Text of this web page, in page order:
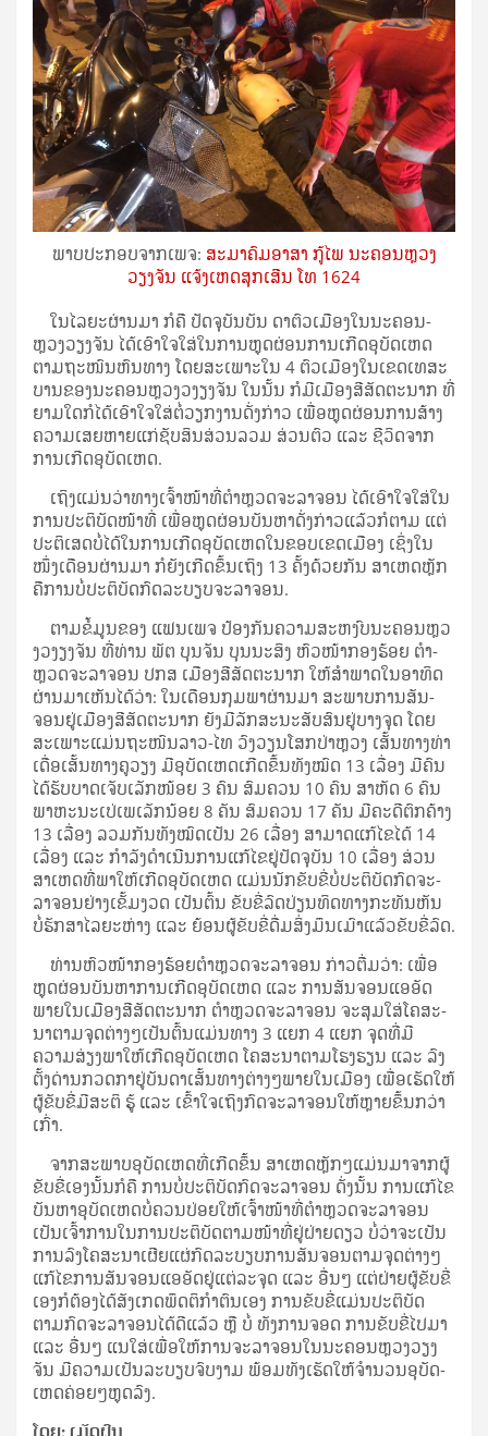
ພາບປະກອບຈາກເພຈ: ສະມາຄົມອາສາ ກູ້ໄພ ນະຄອນຫຼວງ
ວຽງຈັນ ແຈ້ງເຫດສຸກເສີນ ໂທ 1624
ໃນ​ໄລ­ຍະ​ຜ່ານ​ມາ ກໍ​ຄື ປັດ­ຈຸ­ບັນ​ບັນ ດາ​ຕົວ​ເມືອງ​ໃນ​ນະ­ຄອນ­
ຫຼວງ​ວຽງ​ຈັນ ໄດ້​ເອົາ­ໃຈ­ໃສ່​ໃນ​ການ​ຫຼຸດ­ຜ່ອນ​ການ​ເກີດ​ອຸ­ບັດ­ເຫດ​
ຕາມ​ຖະ­ໜົນ​ຫົນ­ທາງ ໂດຍ​ສະ­ເພາະ​ໃນ 4 ຕົວ​ເມືອງ​ໃນ​ເຂດ​ເທ­ສະ​
ບານ​ຂອງ​ນະ­ຄອນ​ຫຼວ​ງວ​ງຽງ​ຈັນ ໃນ​ນັ້ນ ກໍ​ມີ​ເມືອງ​ສີ​ສັດ­ຕະ​ນາກ ທີ່​
ຍາມ​ໃດ​ກໍ​ໄດ້​ເອົາ­ໃຈ­ໃສ່​ຕໍ່​ວຽກ​ງານ​ດັ່ງ­ກ່າວ ເພື່ອ​ຫຼຸດ­ຜ່ອນ​ການ​ສ້າງ​
ຄວາມ​ເສຍ​ຫາຍ​ແກ່​ຊັບ​ສິນ​ສ່ວນ​ລວມ ສ່ວນ​ຕົວ ແລະ ຊີ­ວິດ​ຈາກ​
ການ​ເກີດ​ອຸ­ບັດ­ເຫດ.
ເຖິງ​ແມ່ນ​ວ່າ​ທາງ​ເຈົ້າ​ໜ້າ­ທີ່​ຕຳ­ຫຼວດ​ຈະ­ລາ­ຈອນ ໄດ້​ເອົາ­ໃຈ­ໃສ່​ໃນ​
ການ​ປະ­ຕິ­ບັດ​ໜ້າ­ທີ່ ເພື່ອ​ຫຼຸດ­ຜ່ອນ​ບັນ­ຫາ​ດັ່ງ­ກ່າວ​ແລ້ວ​ກໍ​ຕາມ ແຕ່​
ປະ­ຕິ­ເສດ​ບໍ່​ໄດ້​ໃນ​ການ​ເກີດ​ອຸ­ບັດ­ເຫດ​ໃນ​ຂອບ​ເຂດ​ເມືອງ ເຊິ່ງ​ໃນ​
ໜຶ່ງ​ເດືອນ​ຜ່ານ​ມາ ກໍ​ຍັງ​ເກີດ​ຂຶ້ນ​ເຖິງ 13 ຄັ້ງ​ດ້ວຍ​ກັນ ສາ­ເຫດ​ຫຼັກ​
ຄື​ການ​ບໍ່​ປະ­ຕິ­ບັດ​ກົດ​ລະ­ບຽບ​ຈະ­ລາ­ຈອນ.
ຕາມ​ຂໍ້​ມູນ​ຂອງ ແຟນ​ເພ​ຈ ປ້ອງ​ກັນ​ຄວາມ​ສະ­ຫງົບ​ນະ­ຄອນ​ຫຼວ​
ງວ​ງຽງ​ຈັນ ທີ່​ທ່ານ ພັຕ ບຸນ​ຈັນ ບຸນ​ນະ​ສິງ ຫົວ­ໜ້າ​ກອງ­ຮ້ອຍ ຕຳ­
ຫຼວດ​ຈະ­ລາ­ຈອນ ປກສ ເມືອງ​ສີ​ສັດ­ຕະ​ນາກ ໃຫ້​ສຳ­ພາດ​ໃນ​ອາ­ທິດ​
ຜ່ານ​ມາ​ເຫັນ​ໄດ້​ວ່າ: ໃນ​ເດືອນ​ກຸມ­ພາ​ຜ່ານ​ມາ ສະ­ພາບ​ການ​ສັນ­
ຈອນ​ຢູ່​ເມືອງ​ສີ​ສັດ­ຕະ​ນາກ ຍັງ​ມີ​ລັກ­ສະ­ນະ​ສັບ­ສົນ​ຢູ່​ບາງ​ຈຸດ ໂດຍ​
ສະ­ເພາະ​ແມ່ນ​ຖະ­ໜົນ​ລາວ-ໄທ ວົງ­ວຽນ​ໂສກ​ປ່າ​ຫຼວງ ເສັ້ນ­ທາງ​ທ່າ​
ເດື່ອ​ເສັ້ນ­ທາງ​ຄູ​ວຽງ ມີ​ອຸ­ບັດ­ເຫດ​ເກີດ​ຂຶ້ນ​ທັງ​ໝົດ 13 ເລື່ອງ ມີ​ຄົນ​
ໄດ້​ຮັບ​ບາດ­ເຈັບ​ເລັກ​ໜ້ອຍ 3 ຄົນ ສົມ­ຄວນ 10 ຄົນ ສາ­ຫັດ 6 ຄົນ
ພາ­ຫະ­ນະ​ເປ່​ເພ​ເລັກ​ນ້ອຍ 8 ຄັນ ສົມ­ຄວນ 17 ຄັນ ມີ​ຄະ­ດີ​ຕົກ​ຄ້າງ
13 ເລື່ອງ ລວມ​ກັນ​ທັງ​ໝົດ​ເປັນ 26 ເລື່ອງ ສາ­ມາດ​ແກ້​ໄຂ​ໄດ້ 14
ເລື່ອງ ແລະ ກຳ­ລັງ​ດຳ­ເນີນ​ການ​ແກ້​ໄຂ​ຢູ່​ປັດ­ຈຸ­ບັນ 10 ເລື່ອງ ສ່ວນ​
ສາ­ເຫດ​ທີ່​ພາ­ໃຫ້​ເກີດ​ອຸ­ບັດ­ເຫດ ແມ່ນ​ນັກ​ຂັບ​ຂີ່​ບໍ່​ປະ­ຕິ­ບັດ​ກົດ​ຈະ­
ລາ­ຈອນ​ຢ່າງ​ເຂັ້ມ​ງວດ ເປັນ­ຕົ້ນ ຂັບ​ຂີ່​ລົດ​ປ່ຽນ​ທິດ​ທາງ​ກະ­ທັນ­ຫັນ
ບໍ່​ຮັກ­ສາ​ໄລ­ຍະ​ຫ່າງ ແລະ ຍ້ອນ​ຜູ້​ຂັບ​ຂີ່​ດື່ມ​ສິ່ງ​ມຶນ­ເມົາ​ແລ້ວ​ຂັບ​ຂີ່​ລົດ.
ທ່ານ​ຫົວ­ໜ້າ​ກອງ­ຮ້ອຍ​ຕຳ­ຫຼວດ​ຈະ­ລາ­ຈອນ ກ່າວ​ຕື່ມ​ວ່າ: ເພື່ອ​
ຫຼຸດ­ຜ່ອນ​ບັນ­ຫາ​ການ​ເກີດ​ອຸ­ບັດ­ເຫດ ແລະ ການ​ສັນ­ຈອນ​ແອ​ອັດ
ພາຍ​ໃນ​ເມືອງ​ສີ​ສັດ­ຕະ​ນາກ ຕຳ­ຫຼວດ​ຈະ­ລາ­ຈອນ ຈະ​ສຸມ​ໃສ່​ໂຄ­ສະ­
ນາ​ຕາມ​ຈຸດ​ຕ່າງໆ​ເປັນ­ຕົ້ນ​ແມ່ນ​ທາງ 3 ແຍກ 4 ແຍກ ຈຸດ​ທີ່​ມີ​
ຄວາມ​ສ່ຽງ​ພາ­ໃຫ້​ເກີດ​ອຸ­ບັດ­ເຫດ ໂຄ­ສະ­ນາ​ຕາມ​ໂຮງ­ຮຽນ ແລະ ລົງ​
ຕັ້ງ​ດ່ານ​ກວດ­ກາ​ຢູ່​ບັນ­ດາ​ເສັ້ນ­ທາງ​ຕ່າງໆ​ພາຍ​ໃນ​ເມືອງ ເພື່ອ​ເຮັດ​ໃຫ້​
ຜູ້​ຂັບ​ຂີ່​ມີ​ສະ­ຕິ ຮູ້ ແລະ ເຂົ້າ­ໃຈ​ເຖິງ​ກົດ​ຈະ­ລາ­ຈອນ​ໃຫ້​ຫຼາຍ​ຂຶ້ນ​ກວ່າ​
ເກົ່າ.
ຈາກ​ສະ­ພາບ​ອຸ­ບັດ­ເຫດ​ທີ່​ເກີດ​ຂຶ້ນ ສາ­ເຫດ​ຫຼັກໆ​ແມ່ນ​ມາ​ຈາກ​ຜູ້​
ຂັບ​ຂີ່​ເອງ​ນັ້ນ​ກໍ​ຄື ການ​ບໍ່​ປະ­ຕິ­ບັດ​ກົດ​ຈະ­ລາ­ຈອນ ດັ່ງ­ນັ້ນ ການ​ແກ້​ໄຂ​
ບັນ­ຫາ​ອຸ­ບັດ­ເຫດ​ບໍ່​ຄວນ​ປ່ອຍ​ໃຫ້​ເຈົ້າ​ໜ້າ­ທີ່​ຕຳ­ຫຼວດ​ຈະ­ລາ­ຈອນ
ເປັນ​ເຈົ້າ​ການ​ໃນ​ການ​ປະ­ຕິ­ບັດ​ຕາມ​ໜ້າ­ທີ່​ຢູ່​ຝ່າຍ​ດຽວ ບໍ່​ວ່າ​ຈະ​ເປັນ​
ການ​ລົງ​ໂຄ­ສະ­ນາ​ເຜີຍ­ແຜ່​ກົດ​ລະ­ບຽບ​ການ​ສັນ­ຈອນ​ຕາມ​ຈຸດ​ຕ່າງໆ
ແກ້​ໄຂ​ການ​ສັນ­ຈອນ​ແອ​ອັດ​ຢູ່​ແຕ່​ລະ​ຈຸດ ແລະ ອື່ນໆ ແຕ່​ຝ່າຍ​ຜູ້​ຂັບ​ຂີ່​
ເອງ​ກໍ​ຕ້ອງ​ໄດ້​ສັງ­ເກດ​ພຶດ­ຕິ​ກຳ​ຕົນ​ເອງ ການ​ຂັບ​ຂີ່​ແມ່ນ​ປະ­ຕິ­ບັດ​
ຕາມ​ກົດ​ຈະ­ລາ­ຈອນ​ໄດ້​ດີ​ແລ້ວ ຫຼື ບໍ່ ທັງ​ການ​ຈອດ ການ​ຂັບ​ຂີ່​ໄປ​ມາ
ແລະ ອື່ນໆ ແນ­ໃສ່​ເພື່ອ​ໃຫ້­ການ​ຈະ­ລາ­ຈອນ​ໃນ​ນະ­ຄອນ­ຫຼວງ​ວຽງ​
ຈັນ ມີ​ຄວາມ​ເປັນ​ລະ­ບຽບ​ຈົບ­ງາມ ພ້ອມ​ທັງ​ເຮັດ​ໃຫ້​ຈຳ­ນວນ​ອຸ­ບັດ­
ເຫດ​ຄ່ອຍໆ​ຫຼຸດ​ລົງ.